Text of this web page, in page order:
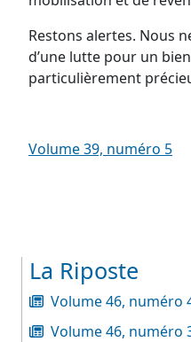
Restons alertes. Nous
d’une lutte pour un
particulièrement
Volume 39, numéro 5
La Riposte
Volume 46, numéro
Volume 46, numéro